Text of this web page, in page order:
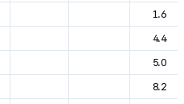
1.6
4.4
5.0
8.2